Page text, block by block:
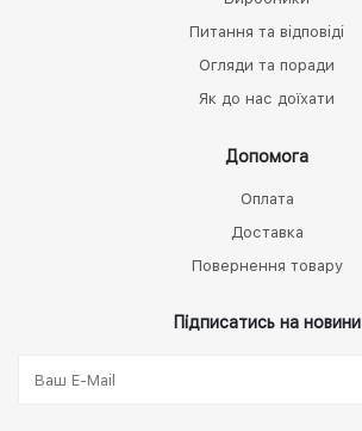
Питання та відповіді
Огляди та поради
Як до нас доїхати
Допомога
Оплата
Доставка
Повернення товару
Підписатись на новини